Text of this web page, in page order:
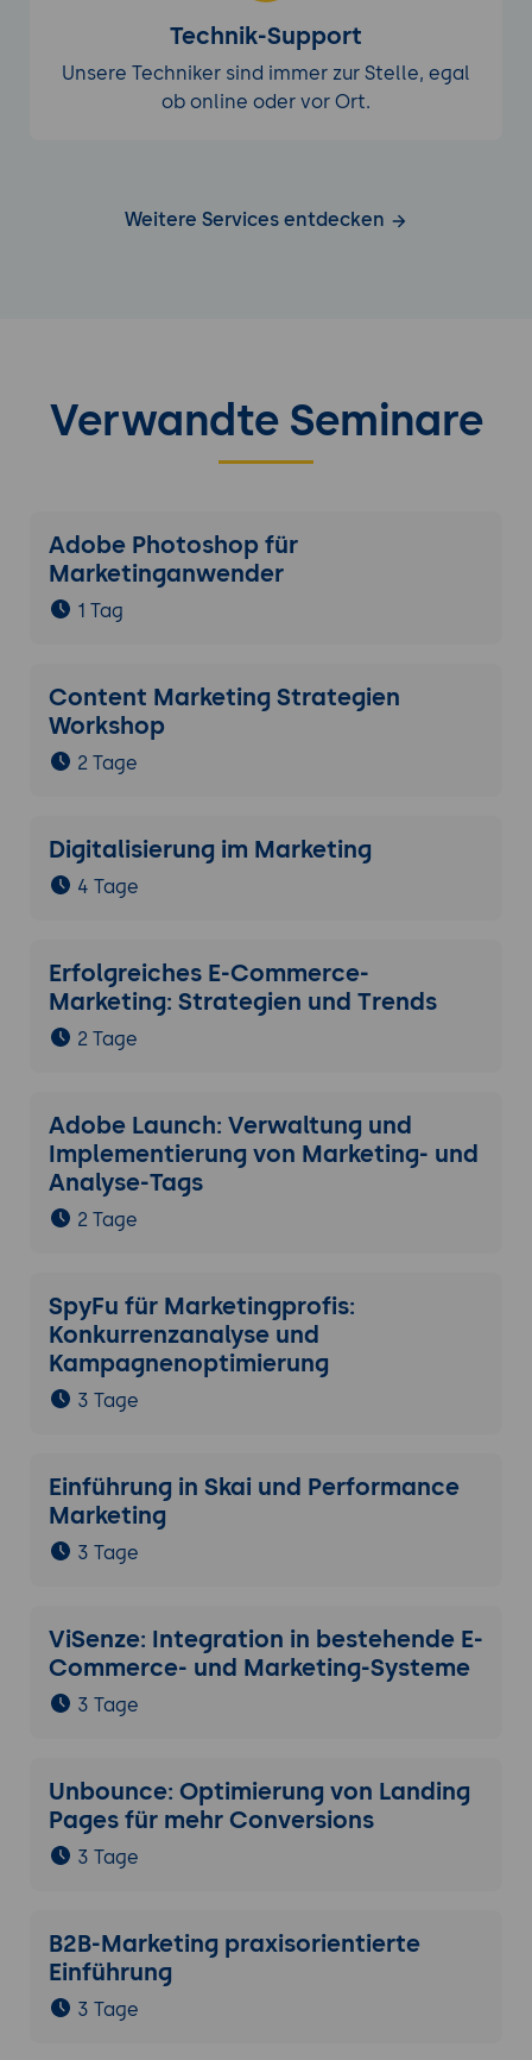
Technik-Support
Unsere Techniker sind immer zur Stelle, egal
ob online oder vor Ort.
Weitere Services entdecken
Verwandte Seminare
Adobe Photoshop für
Marketinganwender
1 Tag
Content Marketing Strategien
Workshop
2 Tage
Digitalisierung im Marketing
4 Tage
Erfolgreiches E-Commerce-
Marketing: Strategien und Trends
2 Tage
Adobe Launch: Verwaltung und
Implementierung von Marketing- und
Analyse-Tags
2 Tage
SpyFu für Marketingprofis:
Konkurrenzanalyse und
Kampagnenoptimierung
3 Tage
Einführung in Skai und Performance
Marketing
3 Tage
ViSenze: Integration in bestehende E-
Commerce- und Marketing-Systeme
3 Tage
Unbounce: Optimierung von Landing
Pages für mehr Conversions
3 Tage
B2B-Marketing praxisorientierte
Einführung
3 Tage